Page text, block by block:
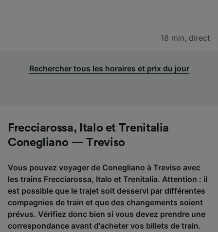
18 min, direct
Rechercher tous les horaires et prix du jour
Frecciarossa, Italo et Trenitalia
Conegliano — Treviso
Vous pouvez voyager de Conegliano à Treviso avec
les trains Frecciarossa, Italo et Trenitalia. Attention : il
est possible que le trajet soit desservi par différentes
compagnies de train et que des changements soient
prévus. Vérifiez donc bien si vous devez prendre une
correspondance avant d'acheter vos billets de train.